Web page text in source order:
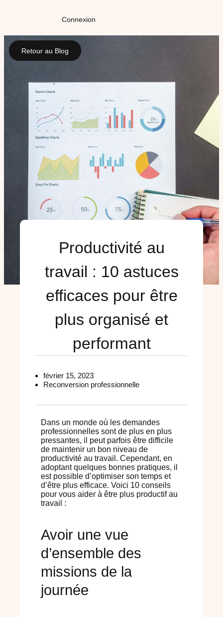
Connexion
Retour au Blog
Productivité au
travail : 10 astuces
efficaces pour être
plus organisé et
performant
février 15, 2023
Reconversion professionnelle
Dans un monde où les demandes
professionnelles sont de plus en plus
pressantes, il peut parfois être difficile
de maintenir un bon niveau de
productivité au travail. Cependant, en
adoptant quelques bonnes pratiques, il
est possible d’optimiser son temps et
d’être plus efficace. Voici 10 conseils
pour vous aider à être plus productif au
travail :
Avoir une vue
d’ensemble des
missions de la
journée